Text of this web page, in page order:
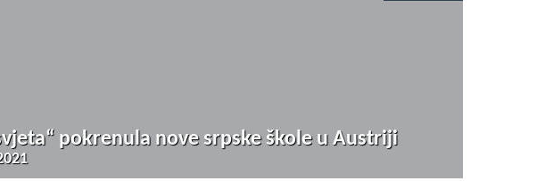
pokrenula nove srpske škole u Austriji